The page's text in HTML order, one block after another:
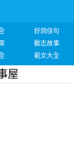
好詞佳句
勵志故事
範文大全
屋